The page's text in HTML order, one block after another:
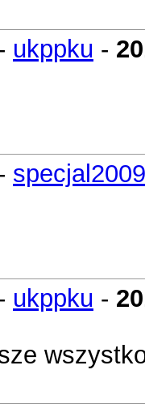
ukppku -
specjal2009
ukppku -